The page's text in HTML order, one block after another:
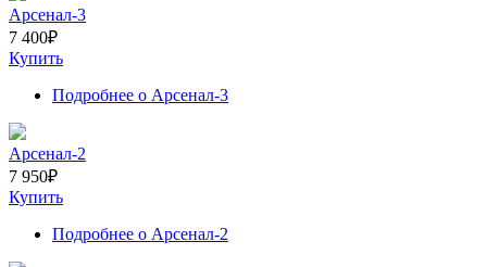
Арсенал-3
7 400₽
Купить
Подробнее о Арсенал-3
Арсенал-2
7 950₽
Купить
Подробнее о Арсенал-2